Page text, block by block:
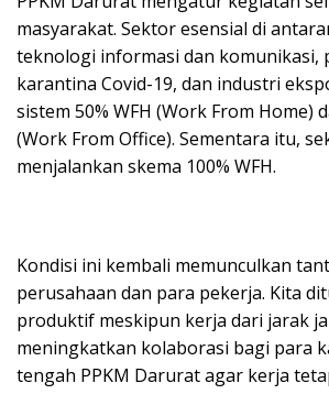
masyarakat. Sektor esensial di
teknologi informasi dan komunikasi,
karantina Covid-19, dan industri
sistem 50% WFH (Work From Home)
(Work From Office). Sementara itu,
menjalankan skema 100% WFH.
Kondisi ini kembali memunculkan
perusahaan dan para pekerja. Kita
produktif meskipun kerja dari jarak
meningkatkan kolaborasi bagi para
tengah PPKM Darurat agar kerja